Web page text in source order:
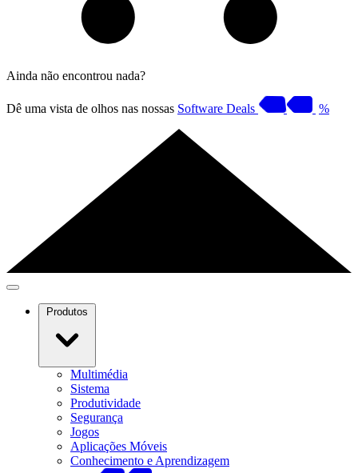
Ainda não encontrou nada?
Dê uma vista de olhos nas nossas Software Deals %
Produtos
Multimédia
Sistema
Produtividade
Segurança
Jogos
Aplicações Móveis
Conhecimento e Aprendizagem